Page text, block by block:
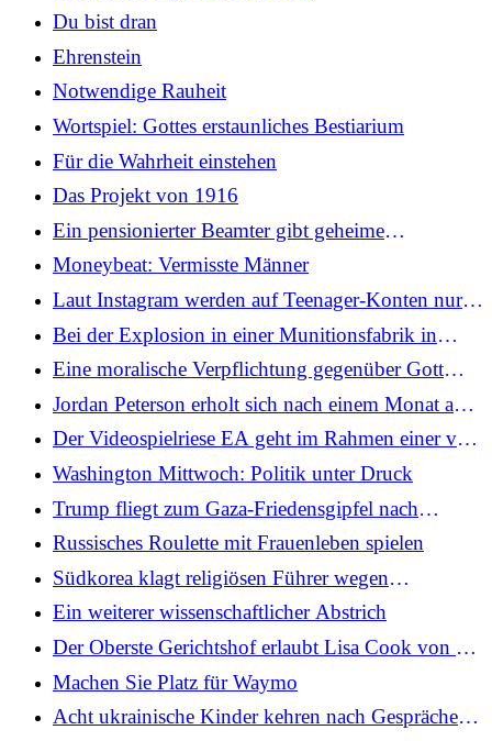
Du bist dran
Ehrenstein
Notwendige Rauheit
Wortspiel: Gottes erstaunliches Bestiarium
Für die Wahrheit einstehen
Das Projekt von 1916
Ein pensionierter Beamter gibt geheime
Informationen in eine Dating-App ein und landet
im Gefängnis
Moneybeat: Vermisste Männer
Laut Instagram werden auf Teenager-Konten nur
PG-13-Inhalte angezeigt
Bei der Explosion in einer Munitionsfabrik in
Tennessee sind einige vermisst und tot
Eine moralische Verpflichtung gegenüber Gott
oder dem Menschen?
Jordan Peterson erholt sich nach einem Monat auf
der Intensivstation
Der Videospielriese EA geht im Rahmen einer von
Saudi-Arabien unterstützten Übernahme im Wert
von 55 Milliarden US-Dollar privat
Washington Mittwoch: Politik unter Druck
Trump fliegt zum Gaza-Friedensgipfel nach
Ägypten
Russisches Roulette mit Frauenleben spielen
Südkorea klagt religiösen Führer wegen
Bestechung und Unterschlagung an
Ein weiterer wissenschaftlicher Abstrich
Der Oberste Gerichtshof erlaubt Lisa Cook von der
Fed, ihren Job vorerst zu behalten
Machen Sie Platz für Waymo
Acht ukrainische Kinder kehren nach Gesprächen